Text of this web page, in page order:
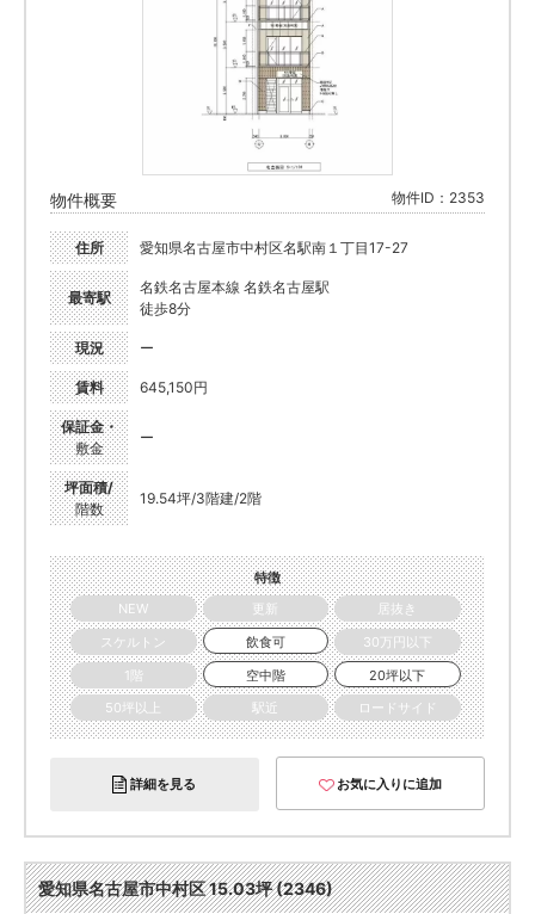
物件概要 物件ID：2353
住所 愛知県名古屋市中村区名駅南１丁目17-27
最寄駅
名鉄名古屋本線 名鉄名古屋駅
徒歩8分
現況 ー
賃料 645,150円
保証金・
敷金
ー
坪面積/
階数
19.54坪/3階建/2階
特徴
NEW
更新
居抜き
スケルトン
飲食可
30万円以下
1階
空中階
20坪以下
50坪以上
駅近 ロードサイド
詳細を見る お気に入りに追加
愛知県名古屋市中村区 15.03坪 (2346)